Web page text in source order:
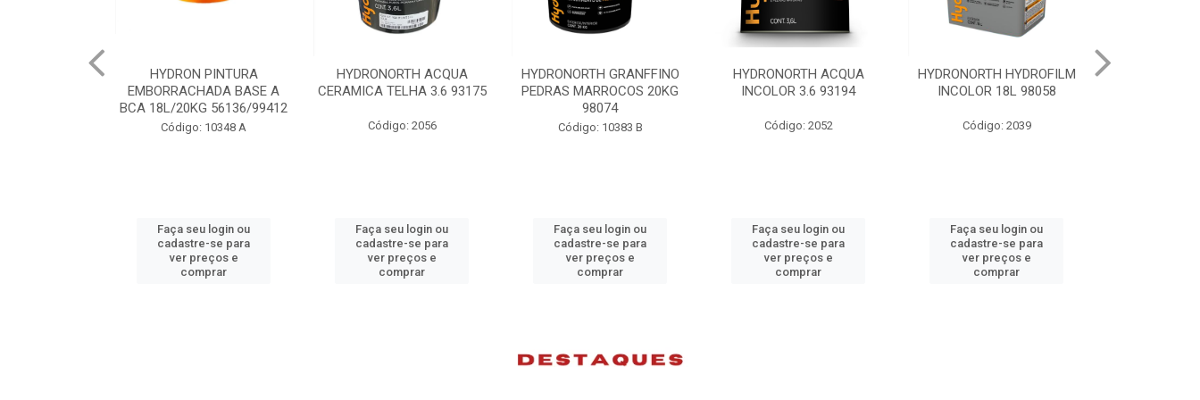
HYDRONORTH ACQUA
CERAMICA TELHA 3.6 93175
Código: 2056
Faça seu login ou
cadastre-se para
ver preços e
comprar
HYDRONORTH GRANFFINO
PEDRAS MARROCOS 20KG
Código: 10383 B
Faça seu login ou
cadastre-se para
ver preços e
comprar
HYDRONORTH ACQUA
INCOLOR 3.6 93194
Código: 2052
Faça seu login ou
cadastre-se para
ver preços e
comprar
HYDRONORTH HYDROFILM
INCOLOR 18L 98058
Código: 2039
Faça seu login ou
cadastre-se para
ver preços e
comprar
HYDRONORTH ACR STAND
RENDE BCO GELO 3.6 8341
Código: 10219
Faça seu login ou
cadastre-se para
ver preços e
comprar